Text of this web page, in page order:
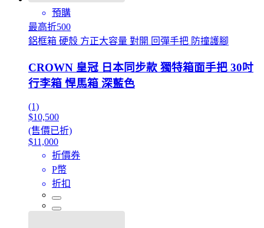
預購
最高折500
鋁框箱 硬殼 方正大容量 對開 回彈手把 防撞護腳
CROWN 皇冠 日本同步款 獨特箱面手把 30吋
行李箱 悍馬箱 深藍色
(1)
$10,500
(售價已折)
$11,000
折價券
P幣
折扣